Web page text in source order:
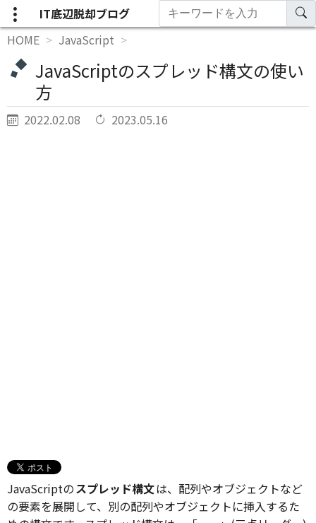
IT底辺脱却ブログ
HOME
JavaScript
JavaScriptのスプレッド構文の使い
方
2022.02.08 2023.05.16
JavaScriptのスプレッド構文は、配列やオブジェクトなど
の要素を展開して、別の配列やオブジェクトに挿入するた